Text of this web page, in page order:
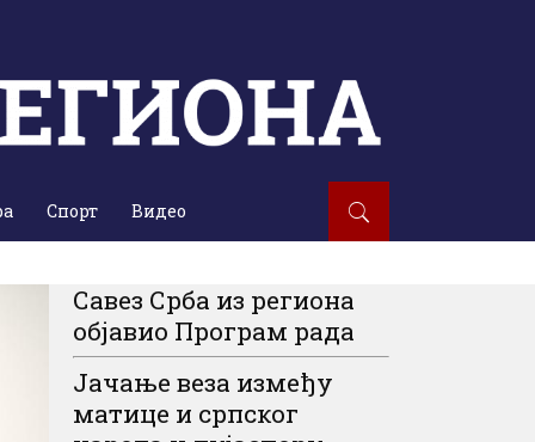
Спорт Видео
Савез Срба из региона
објавио Програм рада
Јачање веза између
матице и српског